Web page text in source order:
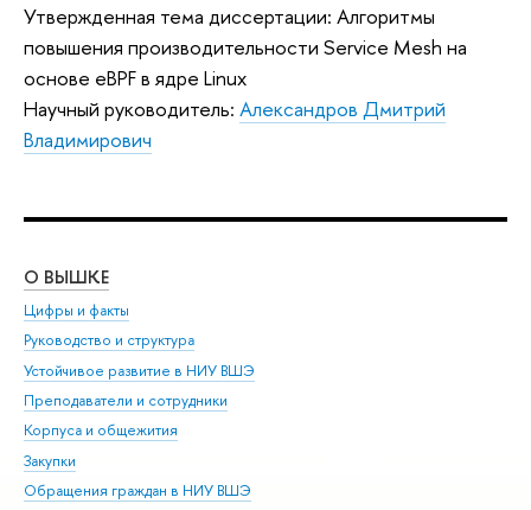
Утвержденная тема диссертации: Алгоритмы
повышения производительности Service Mesh на
основе eBPF в ядре Linux
Научный руководитель: Александров Дмитрий
Владимирович
О ВЫШКЕ
Цифры и факты
Руководство и структура
Устойчивое развитие в НИУ ВШЭ
Преподаватели и сотрудники
Корпуса и общежития
Закупки
Обращения граждан в НИУ ВШЭ